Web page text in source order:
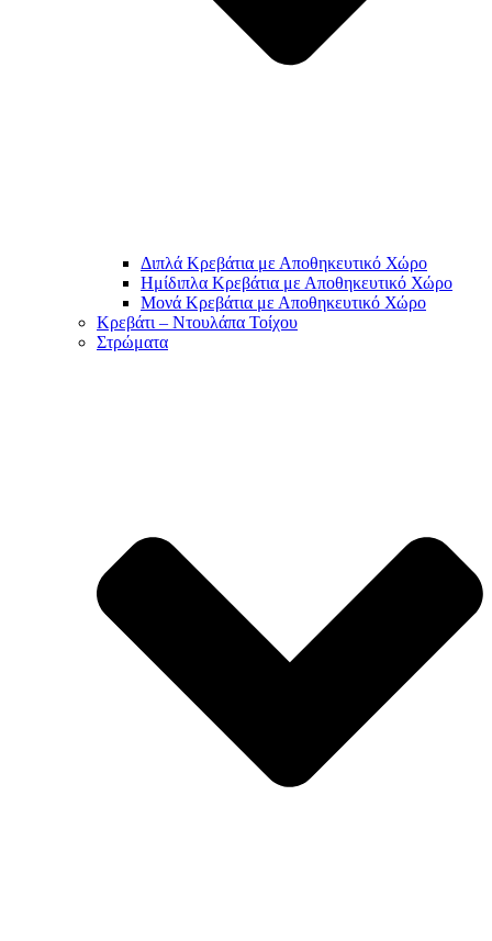
Διπλά Κρεβάτια με Αποθηκευτικό Χώρο
Ημίδιπλα Κρεβάτια με Αποθηκευτικό Χώρο
Μονά Κρεβάτια με Αποθηκευτικό Χώρο
Κρεβάτι – Ντουλάπα Τοίχου
Στρώματα